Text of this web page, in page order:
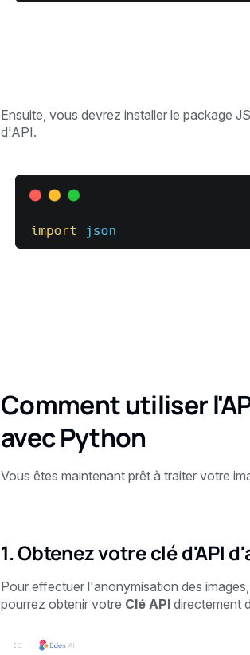
Ensuite, vous devrez installer le package
d'API.
Comment utiliser
avec Python
Vous êtes maintenant prêt à traiter votre
1. Obtenez votre clé d'API
Pour effectuer l'anonymisation des
pourrez obtenir votre Clé API directement